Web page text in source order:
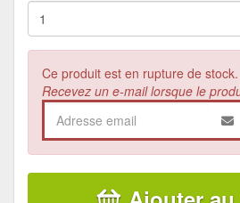
Ce produit est en rupture de stock.
Recevez un e-mail lorsque le